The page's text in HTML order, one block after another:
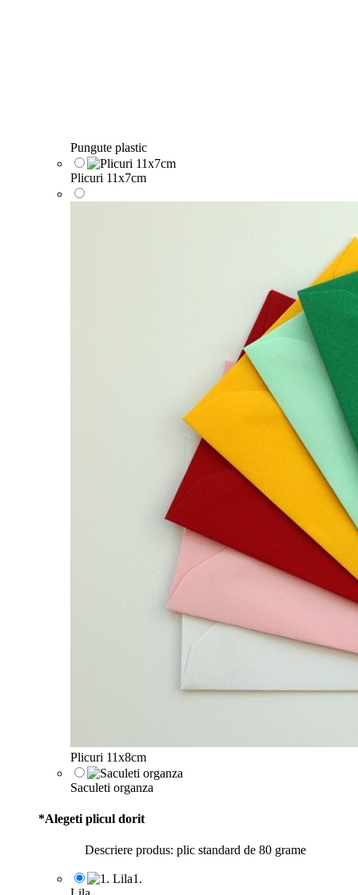
Pungute plastic
Plicuri 11x7cm
Plicuri 11x8cm
Saculeti organza
*Alegeti plicul dorit
Descriere produs: plic standard de 80 grame
1.